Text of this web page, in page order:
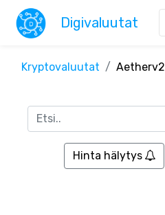
Digivaluutat
Kryptovaluutat Aetherv2
Hinta hälytys